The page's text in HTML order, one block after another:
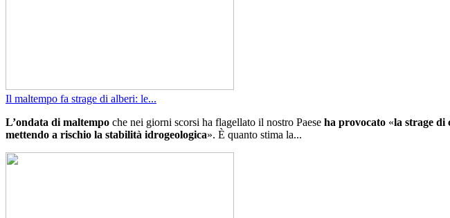
Il maltempo fa strage di alberi: le...
L’ondata di maltempo che nei giorni scorsi ha flagellato il nostro Paese ha provocato «la strage di
mettendo a rischio la stabilità idrogeologica». È quanto stima la...